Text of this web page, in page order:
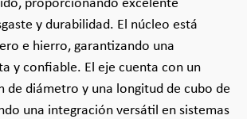
proporcionando excelente
y durabilidad. El núcleo está
e hierro, garantizando una
y confiable. El eje cuenta con un
de diámetro y una longitud de cubo de
una integración versátil en sistemas